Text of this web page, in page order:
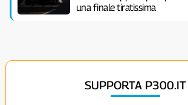
una finale tiratissima
SUPPORTA P300.IT